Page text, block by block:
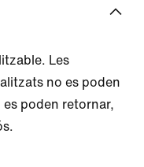
Les
no es poden
es poden retornar,